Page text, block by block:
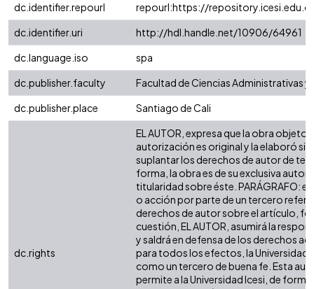
dc.identifier.repourl
repourl:https://
dc.identifier.uri
http://hdl.handle.net/10906/64961
dc.language.iso
spa
dc.publisher.faculty
Facultad de Ciencias Administrativas
dc.publisher.place
Santiago de Cali
dc.rights
EL AUTOR, expresa que la obra objeto
autorización es original y la elaboró
suplantar los derechos de autor de
forma, la obra es de su exclusiva
titularidad sobre éste. PARÁGRAFO:
o acción por parte de un tercero
derechos de autor sobre el artículo,
cuestión, EL AUTOR, asumirá la
y saldrá en defensa de los derechos
para todos los efectos, la Universidad
como un tercero de buena fe. Esta
permite a la Universidad Icesi, de